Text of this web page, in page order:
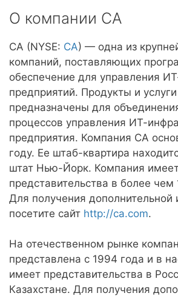
О компании CA
CA (NYSE: CA) — одна из
компаний, поставляющих
обеспечение для управления
предприятий. Продукты и
предназначены для
процессов управления ИТ-
предприятия. Компания CA
году. Ее штаб-квартира
штат Нью-Йорк. Компания
представительства в более чем
Для получения
посетите сайт http://ca.com.
На отечественном рынке
представлена с 1994 года и в
имеет представительства в
Казахстане. Для получения